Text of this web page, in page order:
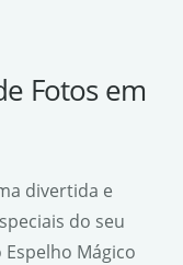
Fotos em
divertida e
do seu
Mágico